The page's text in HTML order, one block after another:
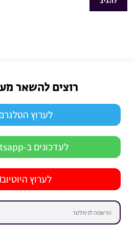
רוצים להשאר
לערוץ
לעדכונים ב-Whatsapp
לערוץ היוטיוב